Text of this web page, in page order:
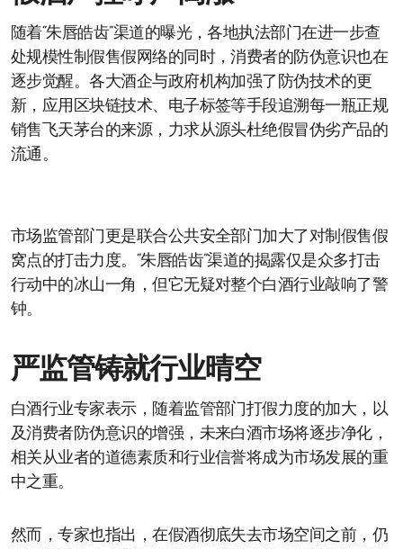
随着“朱唇皓齿”渠道的曝光，各地执法部门在进一步查
处规模性制假售假网络的同时，消费者的防伪意识也在
逐步觉醒。各大酒企与政府机构加强了防伪技术的更
新，应用区块链技术、电子标签等手段追溯每一瓶正规
销售飞天茅台的来源，力求从源头杜绝假冒伪劣产品的
流通。
市场监管部门更是联合公共安全部门加大了对制假售假
窝点的打击力度。“朱唇皓齿”渠道的揭露仅是众多打击
行动中的冰山一角，但它无疑对整个白酒行业敲响了警
钟。
严监管铸就行业晴空
白酒行业专家表示，随着监管部门打假力度的加大，以
及消费者防伪意识的增强，未来白酒市场将逐步净化，
相关从业者的道德素质和行业信誉将成为市场发展的重
中之重。
然而，专家也指出，在假酒彻底失去市场空间之前，仍